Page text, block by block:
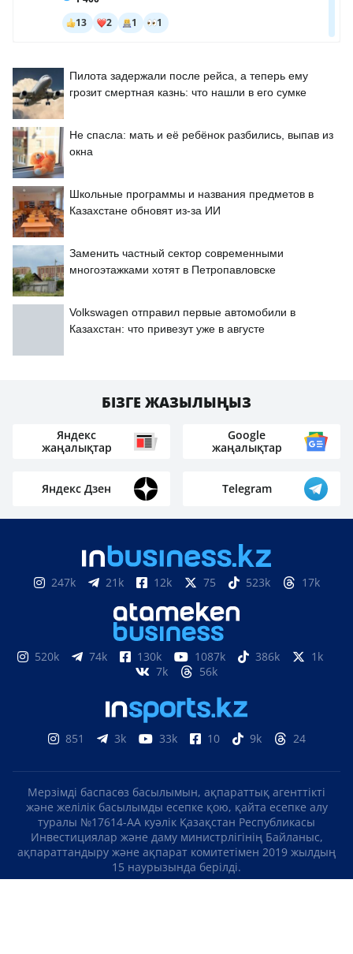
Пилота задержали после рейса, а теперь ему
грозит смертная казнь: что нашли в его сумке
Не спасла: мать и её ребёнок разбились, выпав из
окна
Школьные программы и названия предметов в
Казахстане обновят из-за ИИ
Заменить частный сектор современными
многоэтажками хотят в Петропавловске
Volkswagen отправил первые автомобили в
Казахстан: что привезут уже в августе
БІЗГЕ ЖАЗЫЛЫҢЫЗ
Яндекс
жаңалықтар
Google
жаңалықтар
Яндекс Дзен Telegram
247k 21k 12k 75 523k 17k
520k 74k 130k 1087k 386k
1k
7k
56k
851 3k 33k 10 9k 24
Мерзімді баспасөз басылымын, ақпараттық агенттікті
және желілік басылымды есепке қою, қайта есепке алу
туралы №17614-АА куәлік Қазақстан Республикасы
Инвестициялар және даму министрлігінің Байланыс,
ақпараттандыру және ақпарат комитетімен 2019 жылдың
15 наурызында берілді.